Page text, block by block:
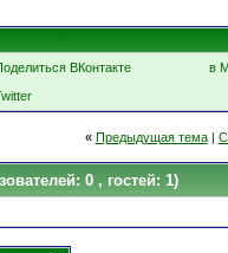
ВКонтакте
в
« Предыдущая тема|
0 , гостей: 1)